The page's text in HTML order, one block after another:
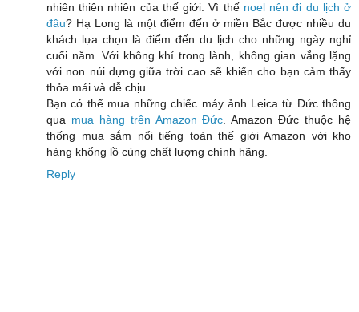
nhiên thiên nhiên của thế giới. Vì thế noel nên đi du lịch ở
đâu? Hạ Long là một điểm đến ở miền Bắc được nhiều du
khách lựa chọn là điểm đến du lịch cho những ngày nghỉ
cuối năm. Với không khí trong lành, không gian vắng lặng
với non núi dựng giữa trời cao sẽ khiến cho bạn cảm thấy
thỏa mái và dễ chịu.
Bạn có thể mua những chiếc máy ảnh Leica từ Đức thông
qua mua hàng trên Amazon Đức . Amazon Đức thuộc hệ
thống mua sắm nổi tiếng toàn thế giới Amazon với kho
hàng khổng lồ cùng chất lượng chính hãng.
Reply